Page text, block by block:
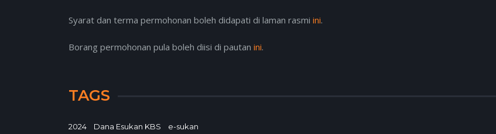
Syarat dan terma permohonan boleh didapati di laman rasmi ini.
Borang permohonan pula boleh diisi di pautan ini.
TAGS
2024 Dana Esukan KBS e-sukan